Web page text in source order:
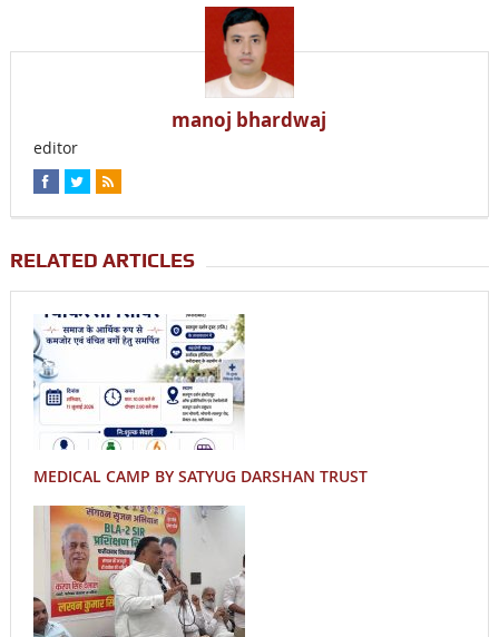
manoj bhardwaj
editor
RELATED ARTICLES
MEDICAL CAMP BY SATYUG DARSHAN TRUST